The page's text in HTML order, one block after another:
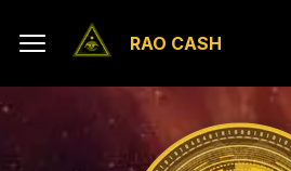
RAO CASH